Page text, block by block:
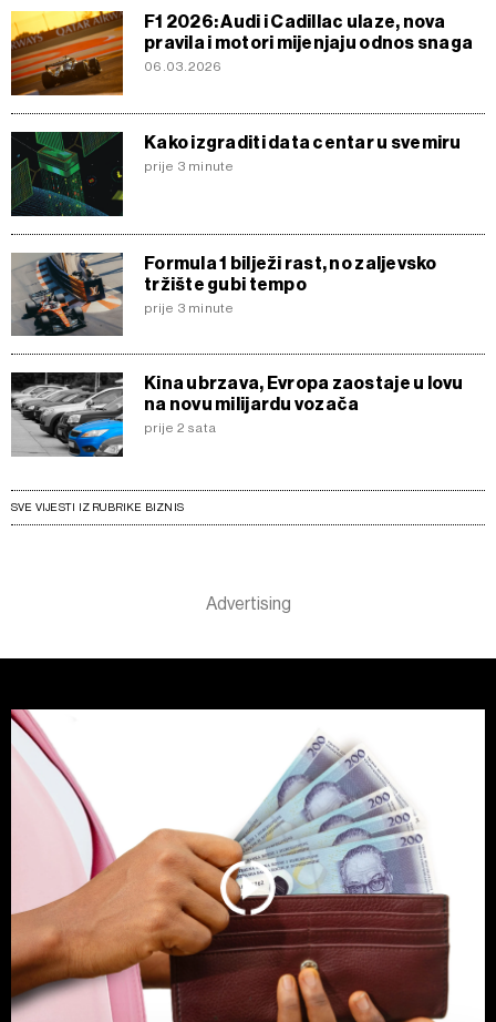
F1 2026: Audi i Cadillac ulaze, nova
pravila i motori mijenjaju odnos snaga
06.03.2026
Kako izgraditi data centar u svemiru
prije 3 minute
Formula 1 bilježi rast, no zaljevsko
tržište gubi tempo
prije 3 minute
Kina ubrzava, Evropa zaostaje u lovu
na novu milijardu vozača
prije 2 sata
SVE VIJESTI IZ RUBRIKE BIZNIS